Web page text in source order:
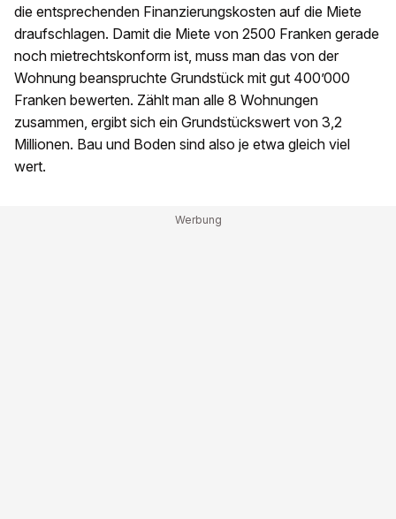
die entsprechenden Finanzierungskosten auf die Miete
draufschlagen. Damit die Miete von 2500 Franken gerade
noch mietrechtskonform ist, muss man das von der
Wohnung beanspruchte Grundstück mit gut 400’000
Franken bewerten. Zählt man alle 8 Wohnungen
zusammen, ergibt sich ein Grundstückswert von 3,2
Millionen. Bau und Boden sind also je etwa gleich viel
wert.